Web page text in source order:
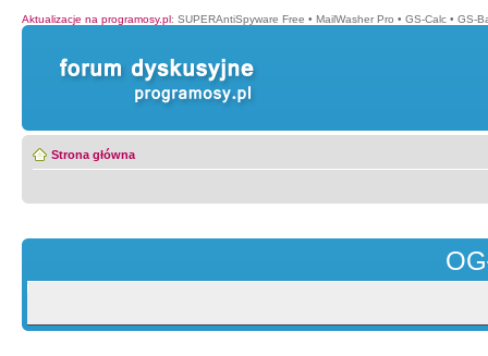
Aktualizacje na programosy.pl: SUPERAntiSpyware Free • MailWasher Pro • GS-Calc • GS-
Strona główna